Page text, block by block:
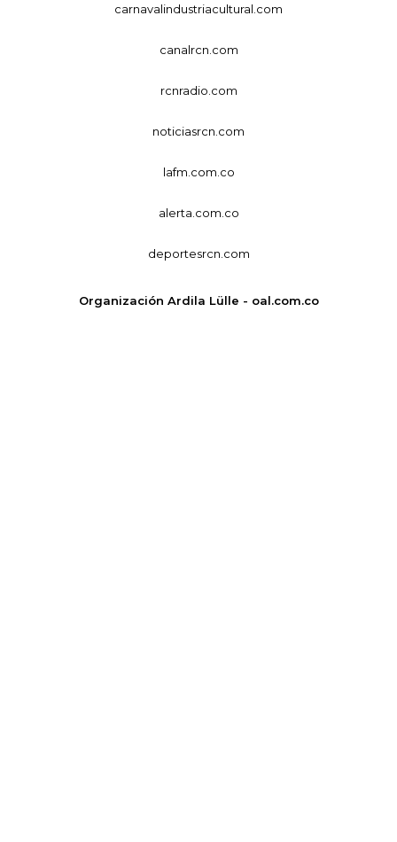
carnavalindustriacultural.com
canalrcn.com
rcnradio.com
noticiasrcn.com
lafm.com.co
alerta.com.co
deportesrcn.com
Organización Ardila Lülle - oal.com.co